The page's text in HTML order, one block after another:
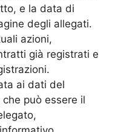
e la data di
degli allegati.
azioni,
già registrati e
ai dati del
può essere il